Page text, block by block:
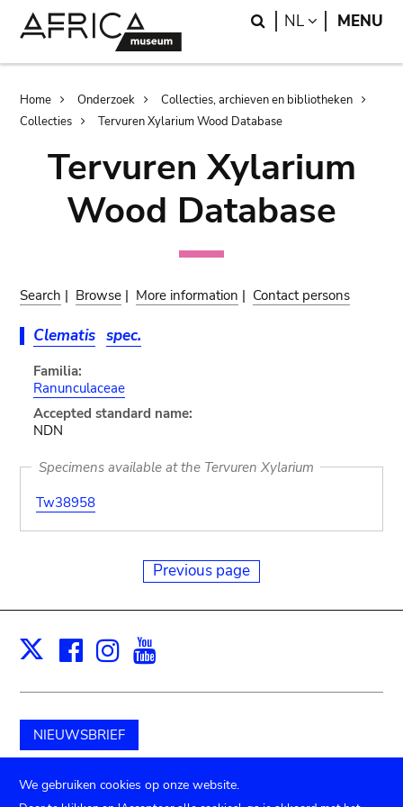
Search
NL LANGUAGE
MENU
Breadcrumb
Home Onderzoek
Collecties, archieven en bibliotheken
Collecties
Tervuren Xylarium Wood Database
Tervuren Xylarium
Wood Database
Search | Browse | More information | Contact persons
Clematis spec.
Familia:
Ranunculaceae
Accepted standard name:
NDN
Specimens available at the Tervuren Xylarium
Tw38958
Previous page
X Facebook
Instagram
NIEUWSBRIEF
Schenk aan het museum
We gebruiken cookies op onze website.